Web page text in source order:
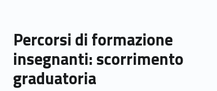
Percorsi di formazione
insegnanti: scorrimento
graduatoria